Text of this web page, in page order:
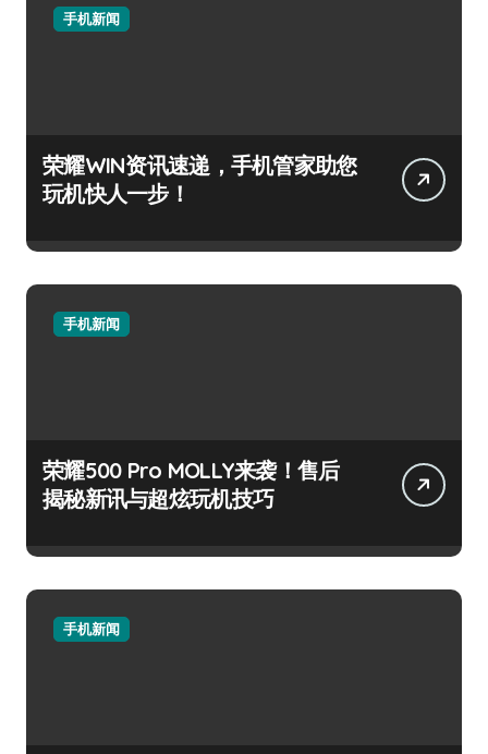
手机新闻
荣耀WIN资讯速递，手机管家助您
玩机快人一步！
手机新闻
荣耀500 Pro MOLLY来袭！售后
揭秘新讯与超炫玩机技巧
手机新闻